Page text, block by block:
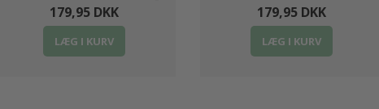
179,95 DKK
LÆG I KURV
179,95 DKK
LÆG I KURV